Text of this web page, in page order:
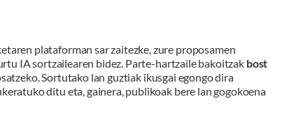
plataforman sar zaitezke, zure proposamen
IA sortzailearen bidez. Parte-hartzaile bakoitzak bost
Sortutako lan guztiak ikusgai egongo dira
ditu eta, gainera, publikoak bere lan gogokoena